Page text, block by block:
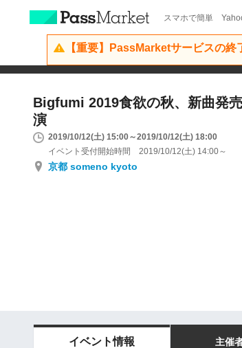
スマホで簡単
【重要】PassMarketサービスの終
Bigfumi 2019食欲の秋、新曲発
演
2019/10/12(土) 15:00～2019/10/12(土) 18:00
イベント受付開始時間 2019/10/12(土) 14:00～
京都 someno kyoto
イベント情報 主催